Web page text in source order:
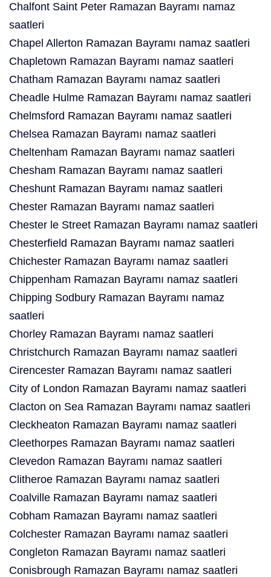
Chalfont Saint Peter Ramazan Bayramı namaz
saatleri
Chapel Allerton Ramazan Bayramı namaz saatleri
Chapletown Ramazan Bayramı namaz saatleri
Chatham Ramazan Bayramı namaz saatleri
Cheadle Hulme Ramazan Bayramı namaz saatleri
Chelmsford Ramazan Bayramı namaz saatleri
Chelsea Ramazan Bayramı namaz saatleri
Cheltenham Ramazan Bayramı namaz saatleri
Chesham Ramazan Bayramı namaz saatleri
Cheshunt Ramazan Bayramı namaz saatleri
Chester Ramazan Bayramı namaz saatleri
Chester le Street Ramazan Bayramı namaz saatleri
Chesterfield Ramazan Bayramı namaz saatleri
Chichester Ramazan Bayramı namaz saatleri
Chippenham Ramazan Bayramı namaz saatleri
Chipping Sodbury Ramazan Bayramı namaz
saatleri
Chorley Ramazan Bayramı namaz saatleri
Christchurch Ramazan Bayramı namaz saatleri
Cirencester Ramazan Bayramı namaz saatleri
City of London Ramazan Bayramı namaz saatleri
Clacton on Sea Ramazan Bayramı namaz saatleri
Cleckheaton Ramazan Bayramı namaz saatleri
Cleethorpes Ramazan Bayramı namaz saatleri
Clevedon Ramazan Bayramı namaz saatleri
Clitheroe Ramazan Bayramı namaz saatleri
Coalville Ramazan Bayramı namaz saatleri
Cobham Ramazan Bayramı namaz saatleri
Colchester Ramazan Bayramı namaz saatleri
Congleton Ramazan Bayramı namaz saatleri
Conisbrough Ramazan Bayramı namaz saatleri